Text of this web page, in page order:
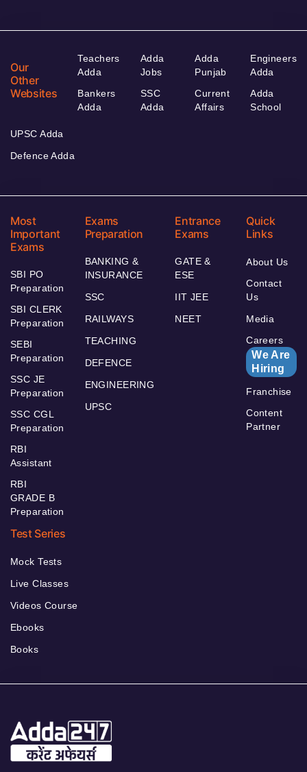
Our
Other
Websites
Teachers
Adda
Bankers
Adda
Adda
Jobs
SSC
Adda
Adda
Punjab
Current
Affairs
Engineers
Adda
Adda
School
UPSC Adda
Defence Adda
Most
Important
Exams
SBI PO
Preparation
SBI CLERK
Preparation
SEBI
Preparation
SSC JE
Preparation
SSC CGL
Preparation
RBI
Assistant
RBI
GRADE B
Preparation
Exams
Preparation
BANKING &
INSURANCE
SSC
RAILWAYS
TEACHING
DEFENCE
ENGINEERING
UPSC
Entrance
Exams
GATE &
ESE
IIT JEE
NEET
Quick
Links
About Us
Contact
Us
Media
Careers
We Are
Hiring
Franchise
Content
Partner
Test Series
Mock Tests
Live Classes
Videos Course
Ebooks
Books